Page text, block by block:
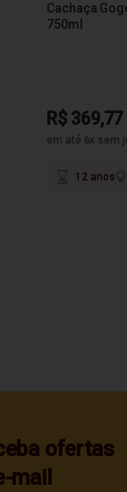
Cachaça
750ml
R$ 369,77
em até 6x sem
12 anos
ofertas
mail